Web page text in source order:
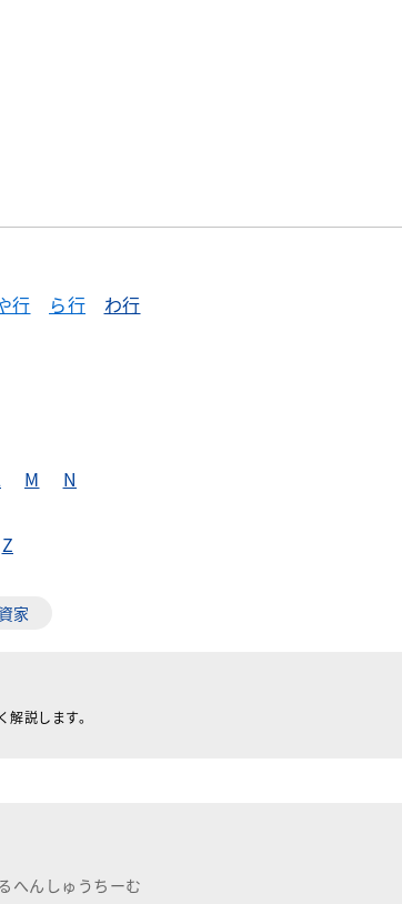
行 ら行 わ行
M N
Z
家
説します。
へんしゅうちーむ